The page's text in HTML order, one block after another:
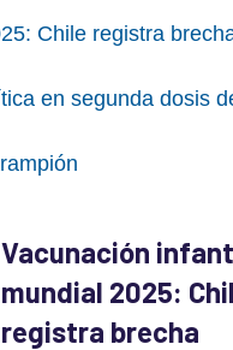
Vacunación
mundial 2025:
registra brecha